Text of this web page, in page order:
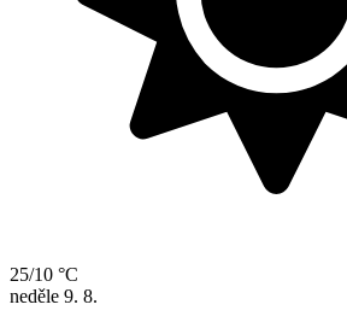
25/10 °C
neděle 9. 8.